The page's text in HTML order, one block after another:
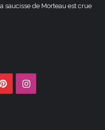
saucisse de Morteau est crue
PinterestInstagram